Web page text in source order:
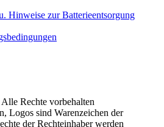
Hinweise zur Batterieentsorgung
Rechte vorbehalten
Logos sind Warenzeichen der
der Rechteinhaber werden